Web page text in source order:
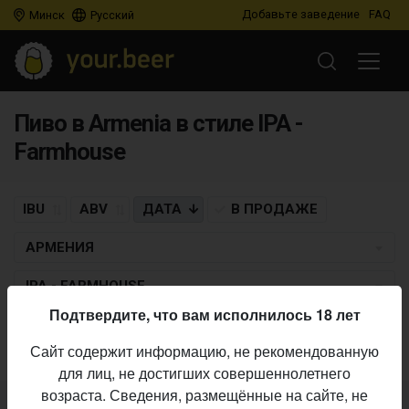
Минск Русский Добавьте заведение FAQ
Пиво в Armenia в стиле IPA -
Farmhouse
IBU ABV ДАТА В ПРОДАЖЕ
АРМЕНИЯ
IPA - FARMHOUSE
Пиво по заданным критериям не найдено
Подтвердите, что вам исполнилось 18 лет
Сайт содержит информацию, не рекомендованную
для лиц, не достигших совершеннолетнего
возраста. Сведения, размещённые на сайте, не